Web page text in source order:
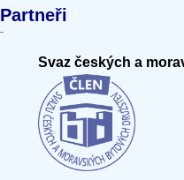
Partneři
Svaz českých a